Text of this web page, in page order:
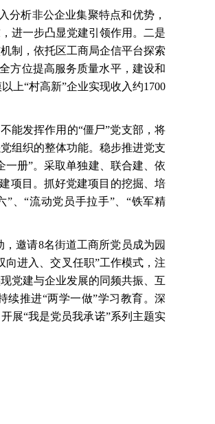
分析非公企业集聚特点和优势，
进一步凸显党建引领作用。二是
制，依托区工商局企信平台探索
方位提高服务质量水平，建设和
上“村高新”企业实现收入约1700
能发挥作用的“僵尸”党支部，将
组织的整体功能。稳步推进党支
一册”。采取单独建、联合建、依
项目。抓好党建项目的挖掘、培
、“流动党员手拉手”、“铁军精
，邀请8名街道工商所党员成为园
向进入、交叉任职”工作模式，注
党建与企业发展的同频共振、互
续推进“两学一做”学习教育。深
展“我是党员我承诺”系列主题实